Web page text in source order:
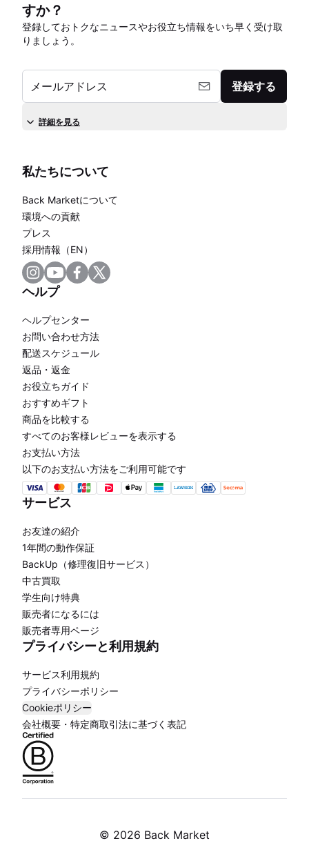
すか？
登録しておトクなニュースやお役立ち情報をいち早く受け取
りましょう。
メールアドレス 登録する
詳細を見る
私たちについて
Back Marketについて
環境への貢献
プレス
採用情報（EN）
ヘルプ
ヘルプセンター
お問い合わせ方法
配送スケジュール
返品・返金
お役立ちガイド
おすすめギフト
商品を比較する
すべてのお客様レビューを表示する
お支払い方法
以下のお支払い方法をご利用可能です
サービス
お友達の紹介
1年間の動作保証
BackUp（修理復旧サービス）
中古買取
学生向け特典
販売者になるには
販売者専用ページ
プライバシーと利用規約
サービス利用規約
プライバシーポリシー
Cookieポリシー
会社概要・特定商取引法に基づく表記
© 2026 Back Market